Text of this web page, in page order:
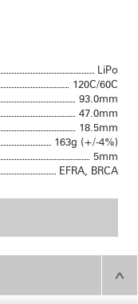
LiPo
120C/60C
93.0mm
47.0mm
18.5mm
163g (+/-4%)
5mm
EFRA, BRCA